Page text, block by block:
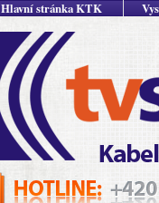
Hlavní stránka KTK